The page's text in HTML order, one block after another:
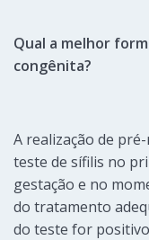
Qual a melhor
congênita?
A realização de
teste de sífilis no
gestação e no
do tratamento
do teste for